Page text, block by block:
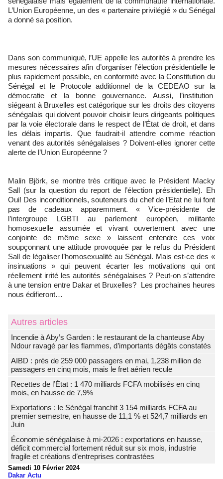
L’Union Européenne, un des « partenaire privilégié » du Sénégal
a donné sa position.
Dans son communiqué, l’UE appelle les autorités à prendre les
mesures nécessaires afin d’organiser l’élection présidentielle le
plus rapidement possible, en conformité avec la Constitution du
Sénégal et le Protocole additionnel de la CEDEAO sur la
démocratie et la bonne gouvernance. Aussi, l’institution
siégeant à Bruxelles est catégorique sur les droits des citoyens
sénégalais qui doivent pouvoir choisir leurs dirigeants politiques
par la voie électorale dans le respect de l’État de droit, et dans
les délais impartis. Que faudrait-il attendre comme réaction
venant des autorités sénégalaises ? Doivent-elles ignorer cette
alerte de l’Union Européenne ?
Malin Björk, se montre très critique avec le Président Macky
Sall (sur la question du report de l’élection présidentielle). Eh
Oui! Des inconditionnels, souteneurs du chef de l’Etat ne lui font
pas de cadeaux apparemment. « Vice-présidente de
l’intergroupe LGBTI au parlement européen, militante
homosexuelle assumée et vivant ouvertement avec une
conjointe de même sexe » laissent entendre ces voix
soupçonnant une attitude provoquée par le refus du Président
Sall de légaliser l’homosexualité au Sénégal. Mais est-ce des «
insinuations » qui peuvent écarter les motivations qui ont
réellement irrité les autorités sénégalaises ? Peut-on s’attendre
à une tension entre Dakar et Bruxelles? Les prochaines heures
nous édifieront…
Autres articles
Incendie à Aby’s Garden : le restaurant de la chanteuse Aby
Ndour ravagé par les flammes, d’importants dégâts constatés
AIBD : près de 259 000 passagers en mai, 1,238 million de
passagers en cinq mois, mais le fret aérien recule
Recettes de l’État : 1 470 milliards FCFA mobilisés en cinq
mois, en hausse de 7,9%
Exportations : le Sénégal franchit 3 154 milliards FCFA au
premier semestre, en hausse de 11,1 % et 524,7 milliards en
Juin
Économie sénégalaise à mi-2026 : exportations en hausse,
déficit commercial fortement réduit sur six mois, industrie
fragile et créations d’entreprises contrastées
Samedi 10 Février 2024
Dakar Actu